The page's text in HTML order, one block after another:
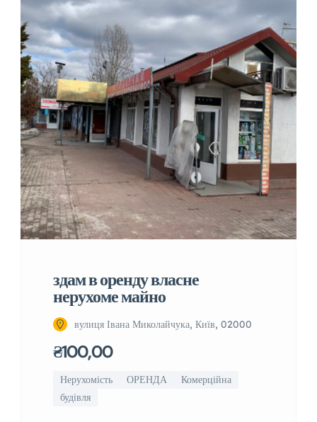
здам в оренду власне
нерухоме майно
вулиця Івана Миколайчука, Київ, 02000
₴100,00
Нерухомість ОРЕНДА
Комерційна
будівля